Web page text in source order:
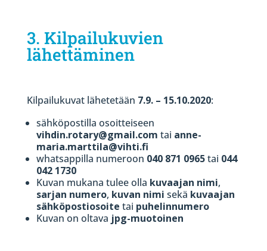
3. Kilpailukuvien
lähettäminen
Kilpailukuvat lähetetään 7.9. – 15.10.2020:
sähköpostilla osoitteiseen
vihdin.rotary@gmail.com tai anne-
maria.marttila@vihti.fi
whatsappilla numeroon 040 871 0965tai 044
042 1730
Kuvan mukana tulee olla kuvaajan nimi,
sarjan numero, kuvan nimi sekä kuvaajan
sähköpostiosoite tai puhelinnumero
Kuvan on oltava jpg-muotoinen